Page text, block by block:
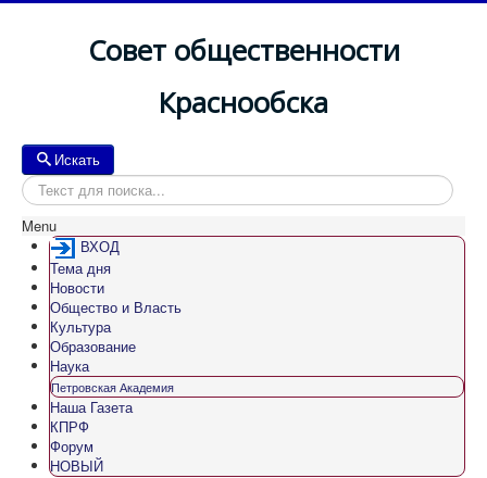
Совет общественности
Краснообска
Искать
Menu
ВХОД
Тема дня
Новости
Общество и Власть
Культура
Образование
Наука
Петровская Академия
Наша Газета
КПРФ
Форум
НОВЫЙ